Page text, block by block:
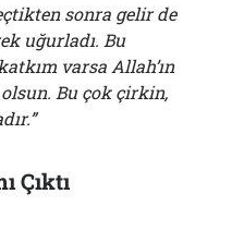
sonra gelir de
uğurladı. Bu
varsa Allah’ın
Bu çok çirkin,
Çıktı